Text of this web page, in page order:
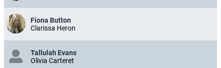
Fiona Button
Clarissa Heron
Tallulah Evans
Olivia Carteret